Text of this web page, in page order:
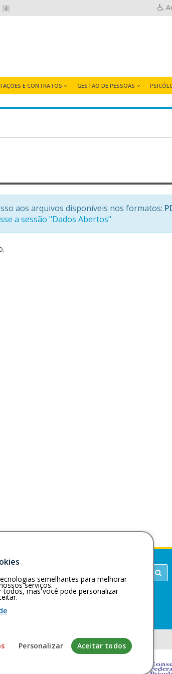
4
E CONTRATOS GESTÃO DE PESSOAS
aos arquivos disponíveis nos formatos:
a sessão "Dados Abertos"
Tecnologia da Informação do CFP
semelhantes para melhorar
serviços.
todos, mas você pode personalizar
Personalizar Aceitar todos